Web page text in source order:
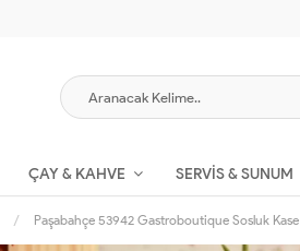
ÇAY & KAHVE SERVIS & SUNUM
Paşabahçe 53942 Gastroboutique Sosluk Kase